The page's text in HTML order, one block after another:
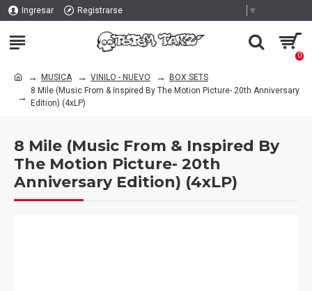
Ingresar Registrarse ▼
0
MUSICA VINILO - NUEVO
BOX SETS
8 Mile (Music From & Inspired By The Motion Picture- 20th Anniversary
Edition) (4xLP)
8 Mile (Music From & Inspired By
The Motion Picture- 20th
Anniversary Edition) (4xLP)